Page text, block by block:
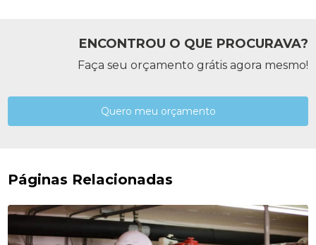
ENCONTROU O QUE PROCURAVA?
Faça seu orçamento grátis agora mesmo!
Quero meu orçamento
Páginas Relacionadas